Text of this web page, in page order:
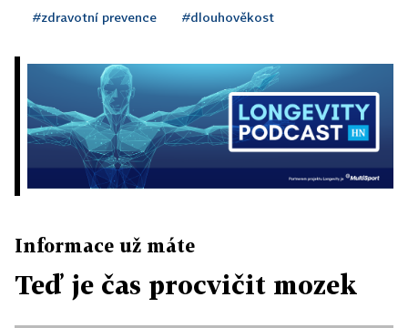
#zdravotní prevence #dlouhověkost
Informace už máte
Teď je čas procvičit mozek